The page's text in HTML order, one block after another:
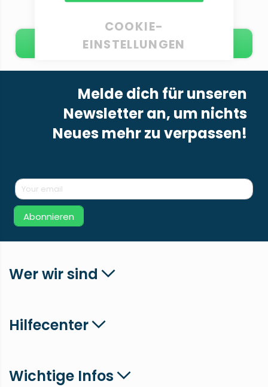
E-Mail schreiben
Melde dich für unseren
Newsletter an, um nichts
Neues mehr zu verpassen!
Abonnieren
Wer wir sind
Hilfecenter
Wichtige Infos
COOKIE-
EINSTELLUNGEN